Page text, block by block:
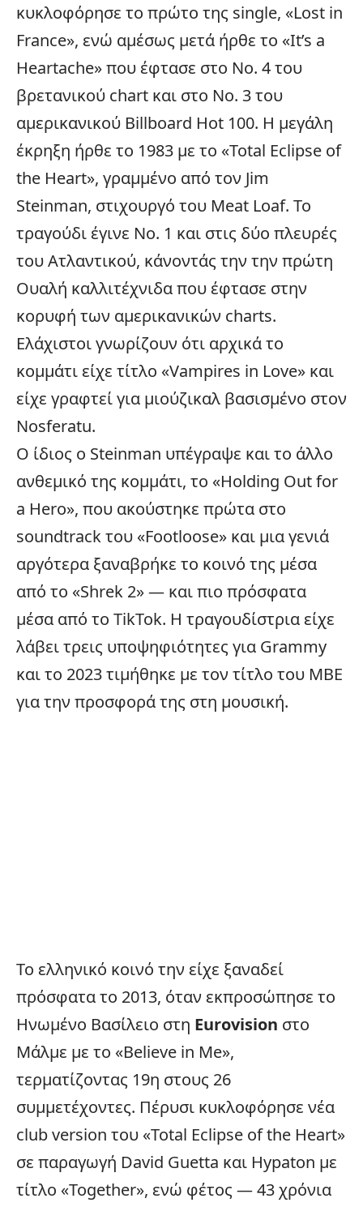
κυκλοφόρησε το πρώτο της single, «Lost in
France», ενώ αμέσως μετά ήρθε το «It’s a
Heartache» που έφτασε στο Νο. 4 του
βρετανικού chart και στο Νο. 3 του
αμερικανικού Billboard Hot 100. Η μεγάλη
έκρηξη ήρθε το 1983 με το «Total Eclipse of
the Heart», γραμμένο από τον Jim
Steinman, στιχουργό του Meat Loaf. Το
τραγούδι έγινε Νο. 1 και στις δύο πλευρές
του Ατλαντικού, κάνοντάς την την πρώτη
Ουαλή καλλιτέχνιδα που έφτασε στην
κορυφή των αμερικανικών charts.
Ελάχιστοι γνωρίζουν ότι αρχικά το
κομμάτι είχε τίτλο «Vampires in Love» και
είχε γραφτεί για μιούζικαλ βασισμένο στον
Nosferatu.
Ο ίδιος ο Steinman υπέγραψε και το άλλο
ανθεμικό της κομμάτι, το «Holding Out for
a Hero», που ακούστηκε πρώτα στο
soundtrack του «Footloose» και μια γενιά
αργότερα ξαναβρήκε το κοινό της μέσα
από το «Shrek 2» — και πιο πρόσφατα
μέσα από το TikTok. Η τραγουδίστρια είχε
λάβει τρεις υποψηφιότητες για Grammy
και το 2023 τιμήθηκε με τον τίτλο του MBE
για την προσφορά της στη μουσική.
Το ελληνικό κοινό την είχε ξαναδεί
πρόσφατα το 2013, όταν εκπροσώπησε το
Ηνωμένο Βασίλειο στη Eurovision στο
Μάλμε με το «Believe in Me»,
τερματίζοντας 19η στους 26
συμμετέχοντες. Πέρυσι κυκλοφόρησε νέα
club version του «Total Eclipse of the Heart»
σε παραγωγή David Guetta και Hypaton με
τίτλο «Together», ενώ φέτος — 43 χρόνια